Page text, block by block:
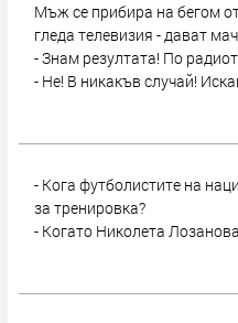
Мъж се прибира на бегом
гледа телевизия - дават
- Знам резултата! По
- Не! В никакъв случай!
- Кога футболистите на
за тренировка?
- Когато Николета